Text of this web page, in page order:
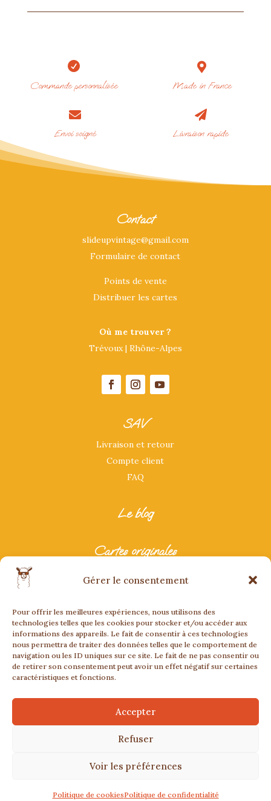
Gérer le consentement
Pour offrir les meilleures expériences, nous utilisons des
technologies telles que les cookies pour stocker et/ou accéder aux
informations des appareils. Le fait de consentir à ces technologies
nous permettra de traiter des données telles que le comportement de
navigation ou les ID uniques sur ce site. Le fait de ne pas consentir ou
de retirer son consentement peut avoir un effet négatif sur certaines
caractéristiques et fonctions.
Accepter
Refuser
Voir les préférences
Politique de cookiesPolitique de confidentialité

Commande personnalisée

Made in France

Envoi soigné

Livraison rapide
Contact
slideupvintage@gmail.com
Formulaire de contact
Points de vente
Distribuer les cartes
Où me trouver ?
Trévoux | Rhône-Alpes
SAV
Livraison et retour
Compte client
FAQ
Le blog
Cartes originales
Carte bonne retraite
CGV CGU Mentions légales Confidentialité
Cookies
Création de site sur mesure par Web by Man
Plan de site